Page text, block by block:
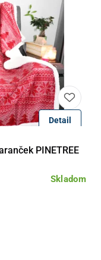
Detail
PINETREE
Skladom